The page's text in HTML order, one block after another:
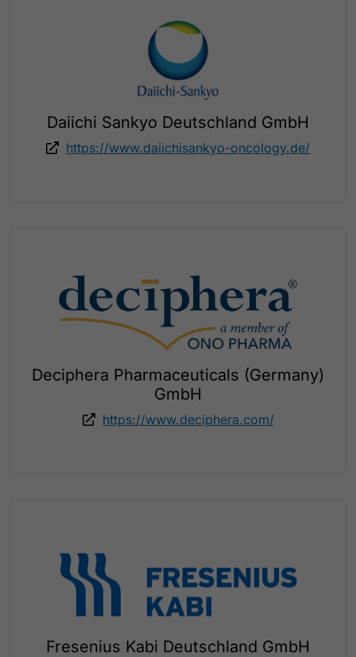
Daiichi Sankyo Deutschland GmbH
https://www.daiichisankyo-oncology.de/
Deciphera Pharmaceuticals (Germany)
GmbH
https://www.deciphera.com/
Fresenius Kabi Deutschland GmbH